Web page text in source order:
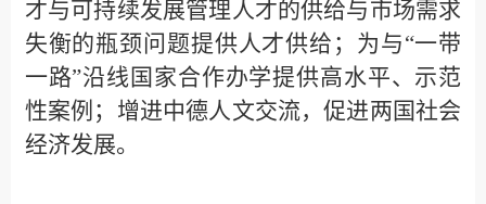
才与可持续发展管理人才的供给与市场需求
失衡的瓶颈问题提供人才供给；为与“一带
一路”沿线国家合作办学提供高水平、示范
性案例；增进中德人文交流，促进两国社会
经济发展。